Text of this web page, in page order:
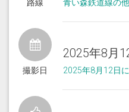
路線 青い森鉄道線の
撮影日
2025年8月
2025年8月12日